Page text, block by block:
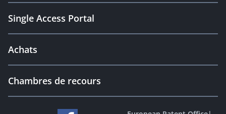
Single Access Portal
Achats
Chambres de recours